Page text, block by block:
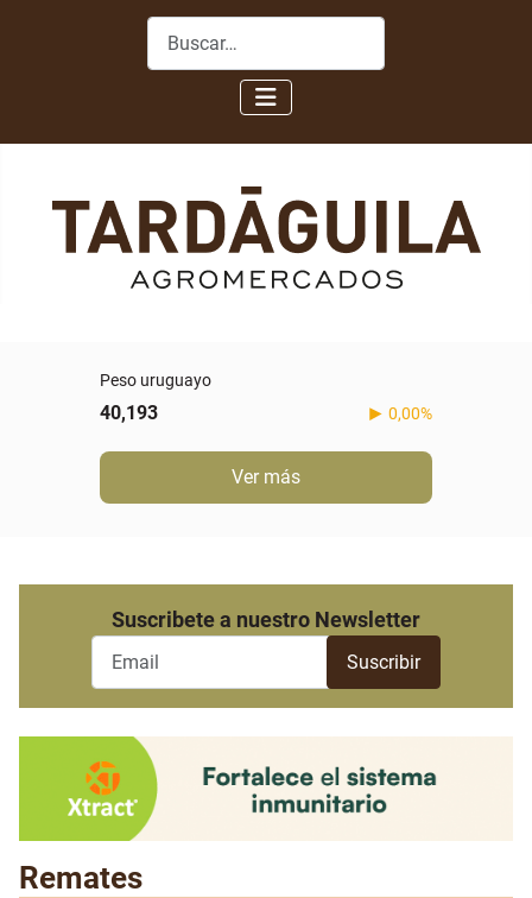
Buscar
Peso uruguayo
40,193 0,00%
Ver más
Suscribete a nuestro Newsletter
Remates